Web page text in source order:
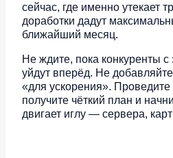
сейчас, где именно утекает
доработки дадут
ближайший месяц.
Не ждите, пока конкуренты
уйдут вперёд. Не
«для ускорения». Проведите
получите чёткий план и
двигает иглу — сервера,